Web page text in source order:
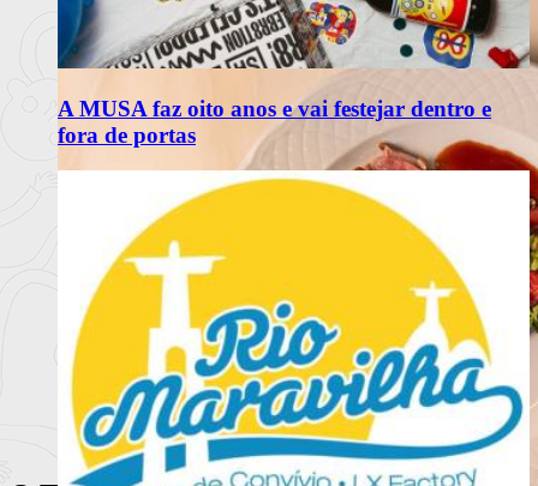
A MUSA faz oito anos e vai festejar dentro e
fora de portas